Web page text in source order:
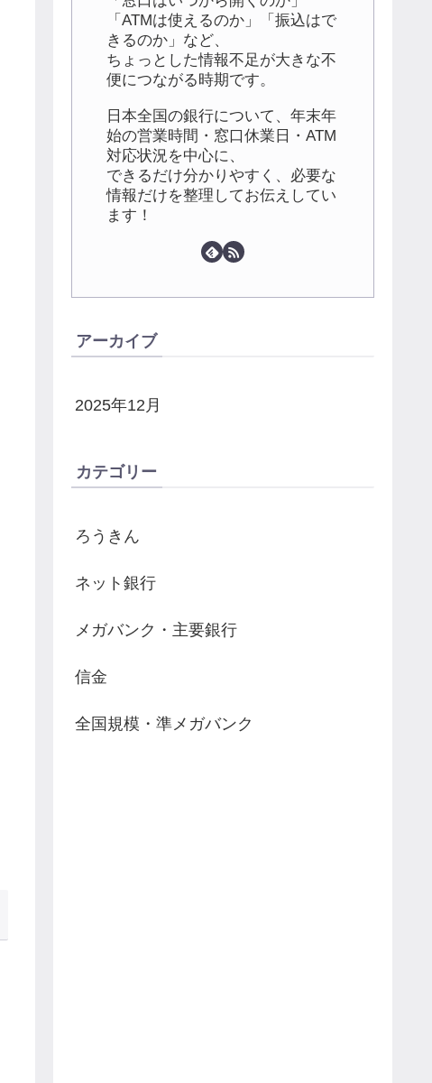
「ATMは使えるのか」「振込はで
きるのか」など、
ちょっとした情報不足が大きな不
便につながる時期です。
日本全国の銀行について、年末年
始の営業時間・窓口休業日・ATM
対応状況を中心に、
できるだけ分かりやすく、必要な
情報だけを整理してお伝えしてい
ます！
アーカイブ
2025年12月
カテゴリー
ろうきん
ネット銀行
メガバンク・主要銀行
信金
全国規模・準メガバンク